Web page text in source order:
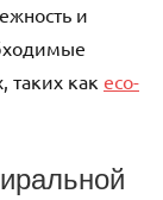
и
таких как eco-